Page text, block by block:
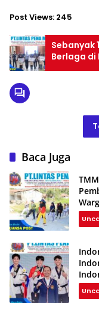
Post Views: 245
Sebanyak
Berlaga di
Baca Juga